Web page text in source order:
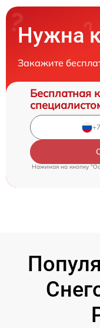
Нужна
Закажите
Бесплатная
Нажимая на кнопку